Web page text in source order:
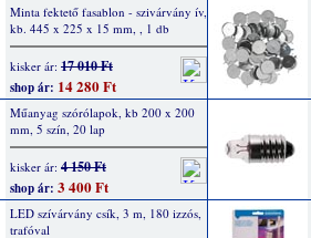
Minta fektető fasablon - szivárvány ív,
kb. 445 x 225 x 15 mm, , 1 db
kisker ár: 17 010 Ft
shop ár: 14 280 Ft
Műanyag szórólapok, kb 200 x 200
mm, 5 szín, 20 lap
kisker ár: 4 150 Ft
shop ár: 3 400 Ft
LED szívárvány csík, 3 m, 180 izzós,
trafóval